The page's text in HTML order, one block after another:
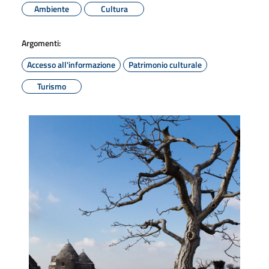
Ambiente Cultura
Argomenti:
Accesso all'informazione
Patrimonio culturale
Turismo